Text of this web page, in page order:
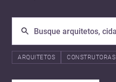
ARQUITETOS CONSTRUTORAS